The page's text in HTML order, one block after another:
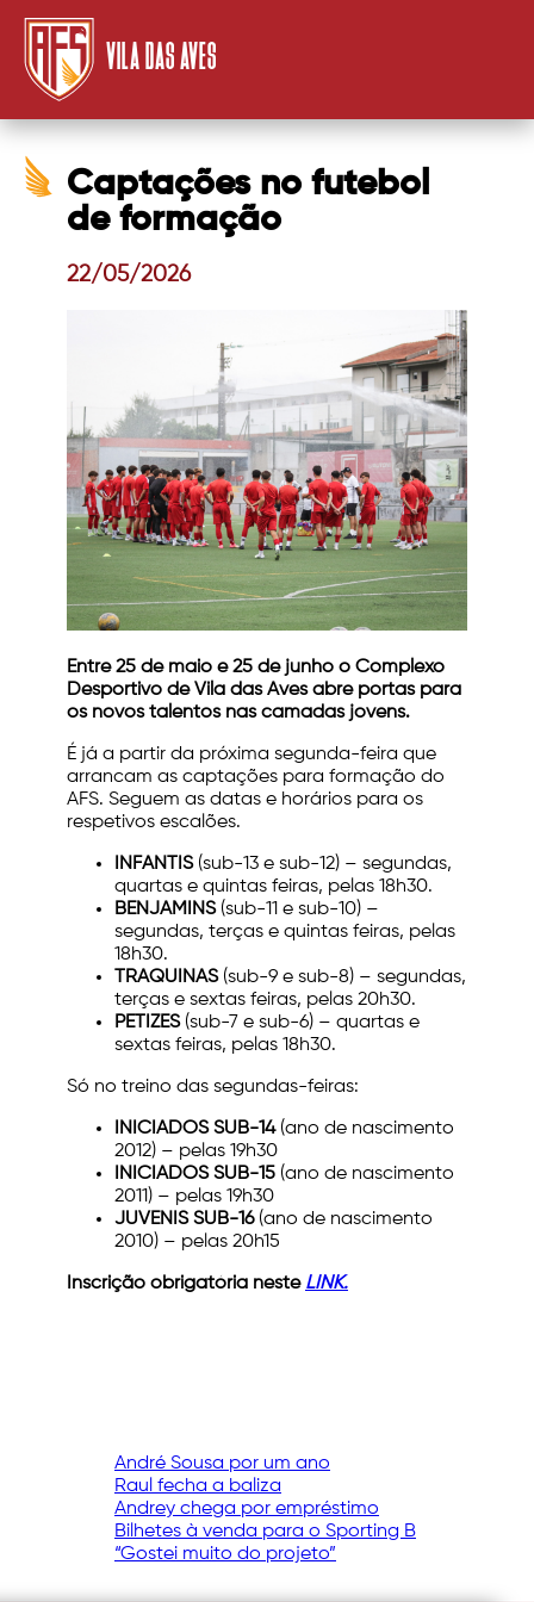
VILA DAS AVES
Captações no futebol
de formação
22/05/2026
Entre 25 de maio e 25 de junho o Complexo
Desportivo de Vila das Aves abre portas para
os novos talentos nas camadas jovens.
É já a partir da próxima segunda-feira que
arrancam as captações para formação do
AFS. Seguem as datas e horários para os
respetivos escalões.
INFANTIS(sub-13 e sub-12) – segundas,
quartas e quintas feiras, pelas 18h30.
BENJAMINS(sub-11 e sub-10) –
segundas, terças e quintas feiras, pelas
18h30.
TRAQUINAS(sub-9 e sub-8) – segundas,
terças e sextas feiras, pelas 20h30.
PETIZES(sub-7 e sub-6) – quartas e
sextas feiras, pelas 18h30.
Só no treino das segundas-feiras:
INICIADOS SUB-14(ano de nascimento
2012) – pelas 19h30
INICIADOS SUB-15 (ano de nascimento
2011) – pelas 19h30
JUVENIS SUB-16(ano de nascimento
2010) – pelas 20h15
Inscrição obrigatória neste LINK.
André Sousa por um ano
Raul fecha a baliza
Andrey chega por empréstimo
Bilhetes à venda para o Sporting B
“Gostei muito do projeto”